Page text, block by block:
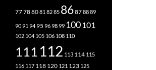
77788081 8285 86878889
9091 94 95 969899 100101
102 104 105 106 108 110
111 112 113 114 115
116 117 118 120 121 123 125